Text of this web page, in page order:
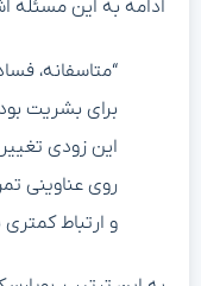
ادامه به این مسئله
“متاسفانه،
برای بشریت
این زودی
روی عناوینی
و ارتباط کمتری